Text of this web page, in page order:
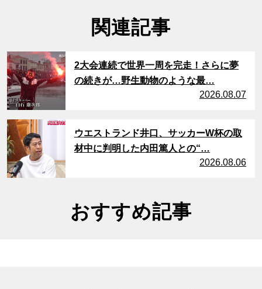
関連記事
サムネイル
2大会連続で世界一周を完走！さらに夢
の続きが…野生動物のような最…
2026.08.07
サムネイル
ウエストランド井口、サッカーW杯の取
材中に判明した内田篤人との“…
2026.08.06
おすすめ記事